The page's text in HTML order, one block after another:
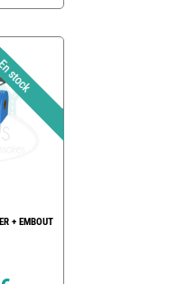
+ EMBOUT